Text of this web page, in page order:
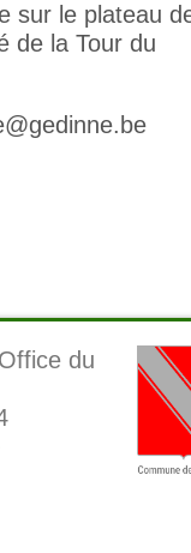
sur le plateau
de la Tour du
du